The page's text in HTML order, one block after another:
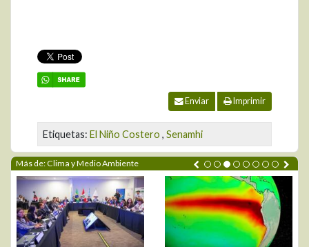
Enviar Imprimir
Etiquetas: El Niño Costero , Senamhi
Más de: Clima y Medio Ambiente